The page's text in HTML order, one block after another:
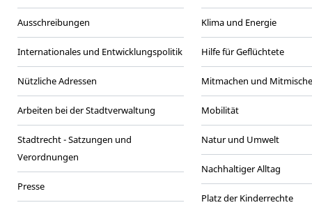
Ausschreibungen
Internationales und Entwicklungspolitik
Nützliche Adressen
Arbeiten bei der Stadtverwaltung
Stadtrecht - Satzungen und
Verordnungen
Presse
Klima und Energie
Hilfe für Geflüchtete
Mitmachen und
Mobilität
Natur und Umwelt
Nachhaltiger Alltag
Platz der Kinderrechte